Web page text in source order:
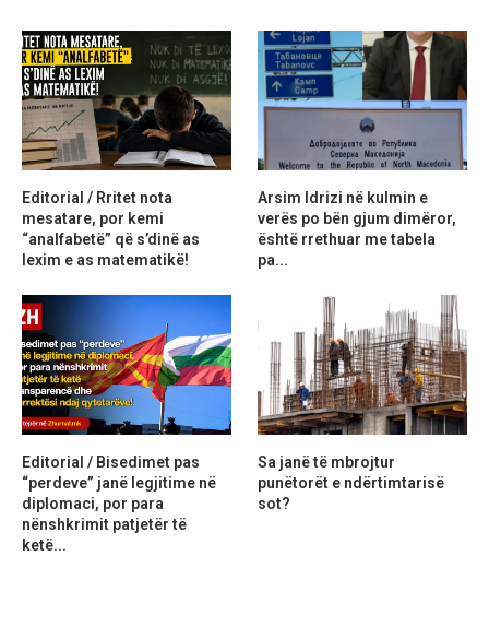
Editorial / Rritet nota
mesatare, por kemi
“analfabetë” që s’dinë as
lexim e as matematikë!
Arsim Idrizi në kulmin e
verës po bën gjum dimëror,
është rrethuar me tabela
pa...
Editorial / Bisedimet pas
“perdeve” janë legjitime në
diplomaci, por para
nënshkrimit patjetër të
ketë...
Sa janë të mbrojtur
punëtorët e ndërtimtarisë
sot?